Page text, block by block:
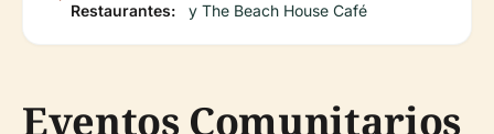
Restaurantes:
y The Beach House Café
Eventos Comunitarios